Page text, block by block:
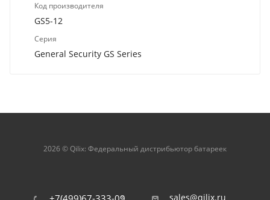
Код производителя
GS5-12
Серия
General Security GS Series
2026 © Qilix: Федеральный дистрибьютор батареек
sales@qilix.ru